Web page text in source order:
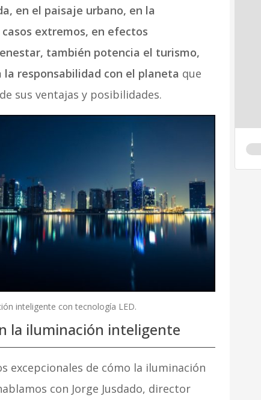
en el paisaje urbano, en la
extremos, en efectos
también potencia el turismo,
responsabilidad con el planeta que
sus ventajas y posibilidades.
inteligente con tecnología LED.
la iluminación inteligente
excepcionales de cómo la iluminación
con Jorge Jusdado, director